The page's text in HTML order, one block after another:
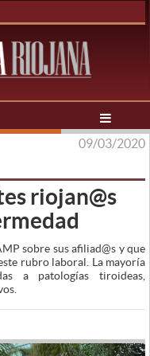
09/03/2020
riojan@s
sobre sus afiliad@s y que
rubro laboral. La mayoría
a patologías tiroideas,